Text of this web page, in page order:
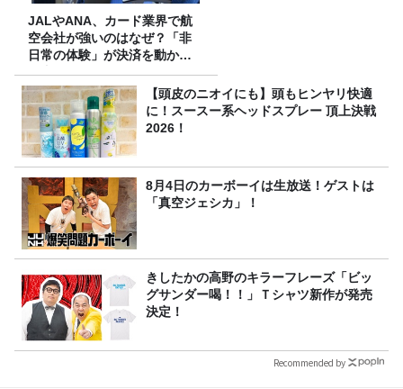
JALやANA、カード業界で航
空会社が強いのはなぜ？「非
日常の体験」が決済を動かす
理由
【頭皮のニオイにも】頭もヒンヤリ快適
に！スースー系ヘッドスプレー 頂上決戦
2026！
8月4日のカーボーイは生放送！ゲストは
「真空ジェシカ」！
きしたかの高野のキラーフレーズ「ビッ
グサンダー喝！！」Ｔシャツ新作が発売
決定！
Recommended by